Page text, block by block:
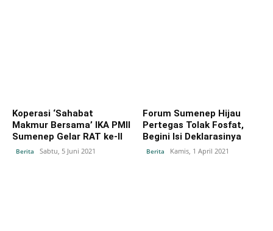
Koperasi ‘Sahabat
Makmur Bersama’ IKA PMII
Sumenep Gelar RAT ke-II
Berita Sabtu, 5 Juni 2021
Forum Sumenep Hijau
Pertegas Tolak Fosfat,
Begini Isi Deklarasinya
Berita Kamis, 1 April 2021